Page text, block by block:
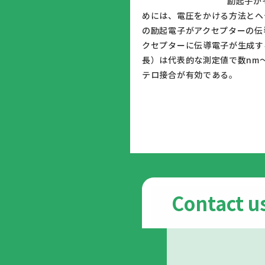
めには、電圧をかける方法と
の励起電子がアクセプターの
クセプターに伝導電子が生成
長）は代表的な測定値で数nm
Contact